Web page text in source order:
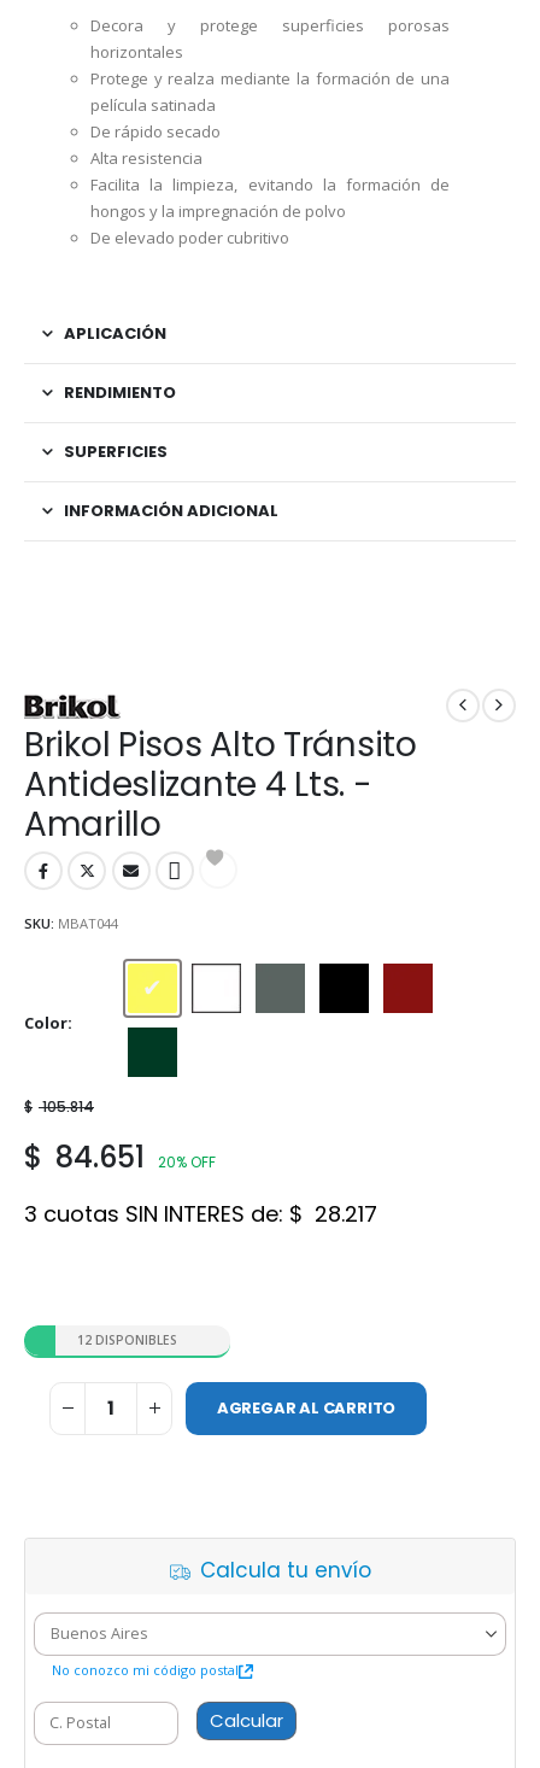
Decora y protege superficies porosas
horizontales
Protege y realza mediante la formación de una
película satinada
De rápido secado
Alta resistencia
Facilita la limpieza, evitando la formación de
hongos y la impregnación de polvo
De elevado poder cubritivo
APLICACIÓN
RENDIMIENTO
SUPERFICIES
INFORMACIÓN ADICIONAL
Brikol Pisos Alto Tránsito
Antideslizante 4 Lts. -
Amarillo
SKU: MBAT044
Color
Amarillo
$ 105.814
$ 84.651 20% OFF
3 cuotas SIN INTERES de: $ 28.217
12 DISPONIBLES
AGREGAR AL CARRITO
Calcula tu envío
No conozco mi código postal
Calcular